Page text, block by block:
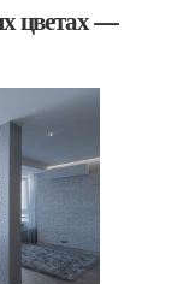
цветах —